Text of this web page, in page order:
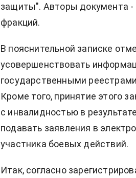
защиты". Авторы документа -
фракций.
В пояснительной записке
усовершенствовать
государственными
Кроме того, принятие этого
с инвалидностью в
подавать заявления в
участника боевых действий.
Итак, согласно